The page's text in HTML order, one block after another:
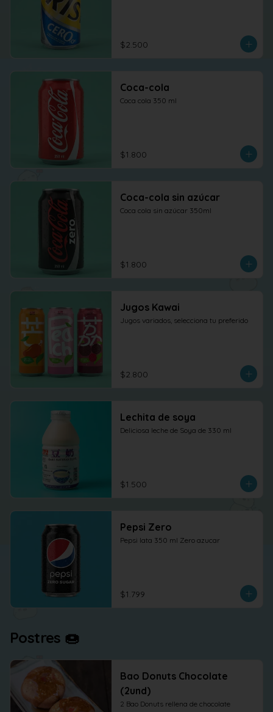
$2.500
Coca-cola
Coca cola 350 ml
$1.800
Coca-cola sin azúcar
Coca cola sin azúcar 350ml
$1.800
Jugos Kawai
Jugos variados, selecciona tu preferido
$2.800
Lechita de soya
Deliciosa leche de Soya de 330 ml
$1.500
Pepsi Zero
Pepsi lata 350 ml Zero azucar
$1.799
Postres 🍩
Bao Donuts Chocolate
(2und)
2 Bao Donuts rellena de chocolate